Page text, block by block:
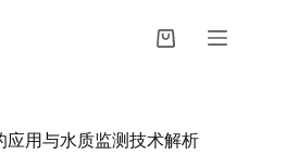
购
应用与水质监测技术解析